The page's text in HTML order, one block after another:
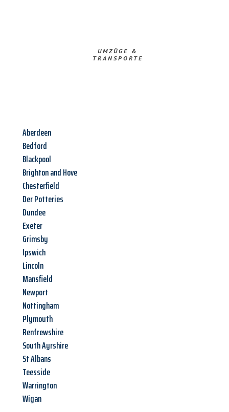
UMZÜGE &
TRANSPORTE
Aberdeen
Bedford
Blackpool
Brighton and Hove
Chesterfield
Der Potteries
Dundee
Exeter
Grimsby
Ipswich
Lincoln
Mansfield
Newport
Nottingham
Plymouth
Renfrewshire
South Ayrshire
St Albans
Teesside
Warrington
Wigan